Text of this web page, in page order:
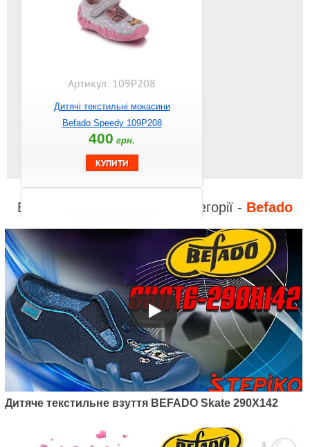
Артикул: 109P208
Дитячі текстильні мокасини
Befado Speedy 109P208
400 грн.
Артикул: 538P037
Дитячі текстильні мокасини
Befado Honey 538P037
400грн.
Відео до інших товарів з категорії - Befado
Дитяче текстильне взуття BEFADO Skate 290X142